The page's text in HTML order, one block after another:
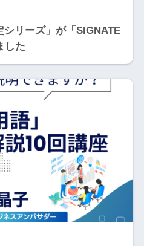
シリーズ」が「SIGNATE
した